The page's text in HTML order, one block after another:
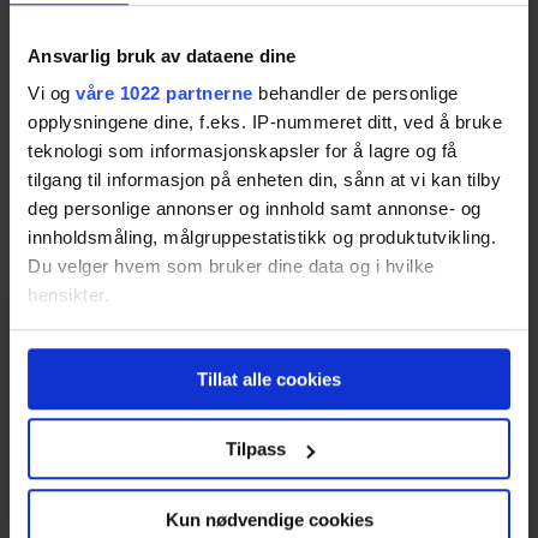
Ansvarlig bruk av dataene dine
Vi og våre 1022 partnerne behandler de personlige
opplysningene dine, f.eks. IP-nummeret ditt, ved å bruke
teknologi som informasjonskapsler for å lagre og få
tilgang til informasjon på enheten din, sånn at vi kan tilby
deg personlige annonser og innhold samt annonse- og
innholdsmåling, målgruppestatistikk og produktutvikling.
Du velger hvem som bruker dine data og i hvilke
hensikter.
Hvis du gir oss lov, vil vi også gjerne:
Innhente informasjon om den geografiske
beliggenheten din, som kan være nøyaktig innenfor
Identifisere enheten din ved å aktivt skanne den
Tillat alle cookies
Tilpass
Kun nødvendige cookies
Velger du derimot å beholde hytta må du eie den i
minst fem år for at de «ordinære» reglene skal
gjelde. Da gjelder den samme 5 av 8-årsregelen,
hvor du må ha brukt hytta selv i minst fem av de
siste åtte årene.
Tjenester
Salg av bolig